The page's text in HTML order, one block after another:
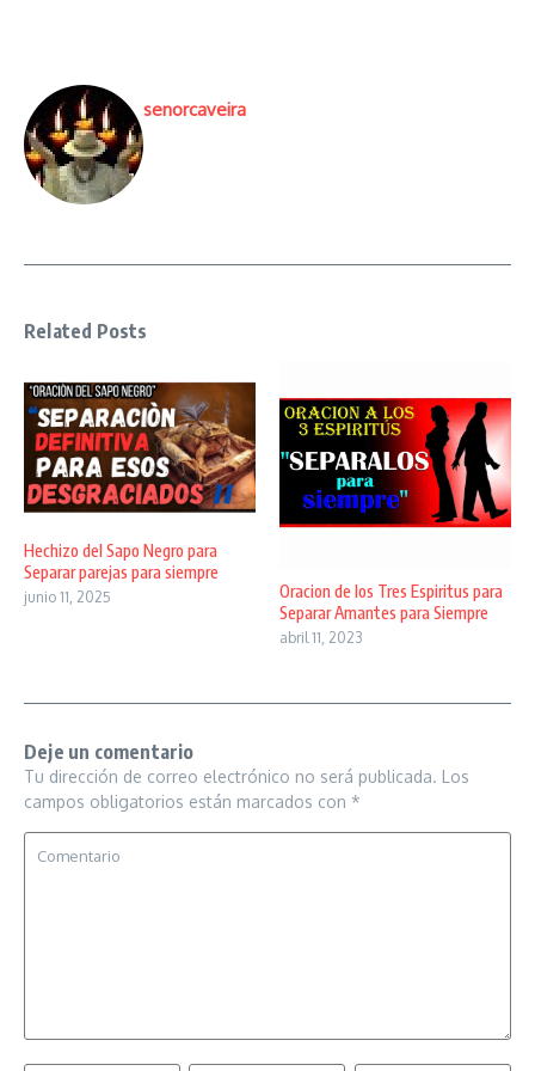
senorcaveira
Related Posts
Hechizo del Sapo Negro para
Separar parejas para siempre
junio 11, 2025
Oracion de los Tres Espiritus para
Separar Amantes para Siempre
abril 11, 2023
Deje un comentario
Tu dirección de correo electrónico no será publicada. Los
campos obligatorios están marcados con *